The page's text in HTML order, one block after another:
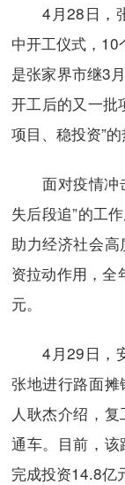
4月28日，张
中开工仪式，
是张家界市继3
开工后的又一批
项目、稳投资”的
面对疫情冲击
失后段追”的工
助力经济社会
资拉动作用，
元。
4月29日，安
张地进行路面
人耿杰介绍，
通车。目前，
完成投资14.8亿